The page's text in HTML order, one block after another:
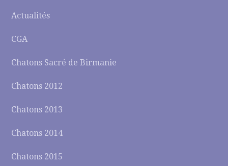
Actualités
CGA
Chatons Sacré de Birmanie
Chatons 2012
Chatons 2013
Chatons 2014
Chatons 2015